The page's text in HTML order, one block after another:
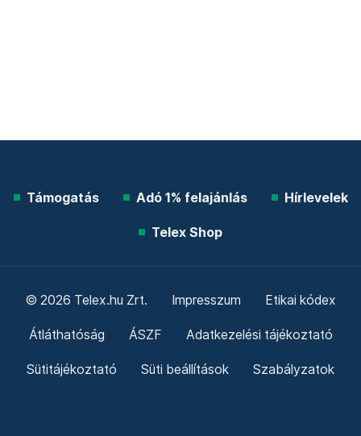
Támogatás Adó 1% felajánlás Hírlevelek
Telex Shop
© 2026 Telex.hu Zrt. Impresszum Etikai kódex
Átláthatóság ÁSZF Adatkezelési tájékoztató
Sütitájékoztató Süti beállítások Szabályzatok